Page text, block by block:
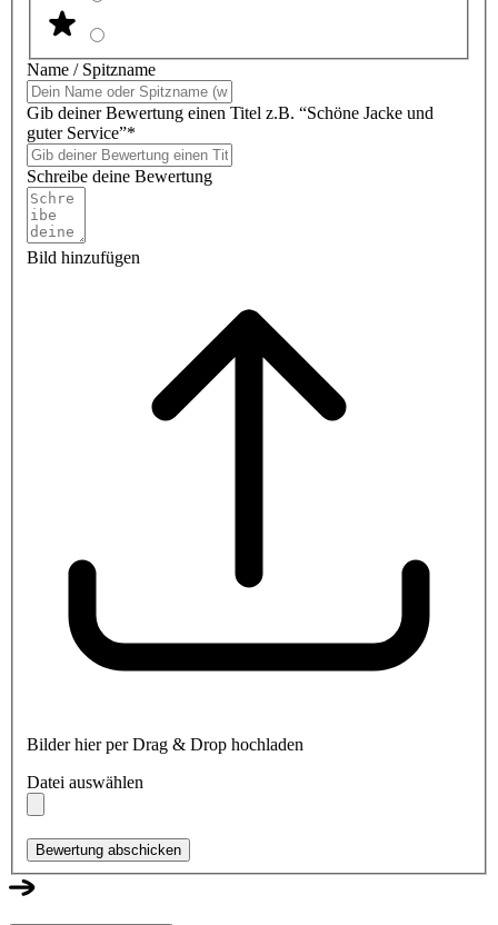
Name / Spitzname
Gib deiner Bewertung einen Titel z.B. “Schöne Jacke und
guter Service”*
Schreibe deine Bewertung
Bild hinzufügen
Bilder hier per Drag & Drop hochladen
Datei auswählen
Bewertung abschicken